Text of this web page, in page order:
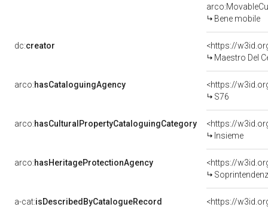
Bene mobile
dc:creator
<https://
Maestro Del
arco:hasCataloguingAgency
<https://
S76
arco:hasCulturalPropertyCataloguingCategory
<https://
Insieme
arco:hasHeritageProtectionAgency
<https://
a-cat:isDescribedByCatalogueRecord
<https://